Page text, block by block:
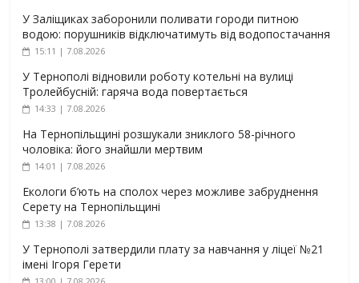
У Заліщиках заборонили поливати городи питною
водою: порушників відключатимуть від водопостачання
15:11 | 7.08.2026
У Тернополі відновили роботу котельні на вулиці
Тролейбусній: гаряча вода повертається
14:33 | 7.08.2026
На Тернопільщині розшукали зниклого 58-річного
чоловіка: його знайшли мертвим
14:01 | 7.08.2026
Екологи б’ють на сполох через можливе забруднення
Серету на Тернопільщині
13:38 | 7.08.2026
У Тернополі затвердили плату за навчання у ліцеї №21
імені Ігоря Герети